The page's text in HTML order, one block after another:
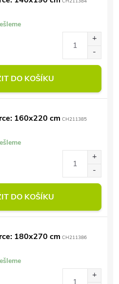
DO KOŠÍKU
160x220 cm CH211385
DO KOŠÍKU
180x270 cm CH211386